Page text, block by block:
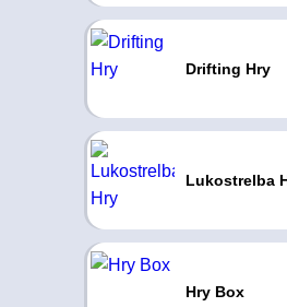
Drifting Hry
Lukostrelba
Hry Box